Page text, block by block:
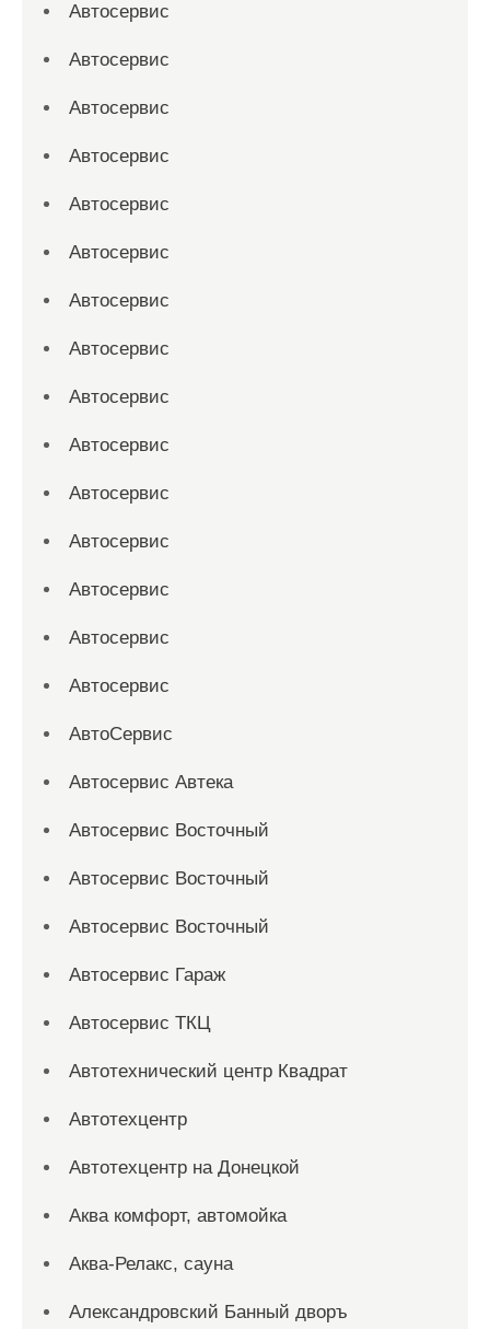
Автосервис
Автосервис
Автосервис
Автосервис
Автосервис
Автосервис
Автосервис
Автосервис
Автосервис
Автосервис
Автосервис
Автосервис
Автосервис
Автосервис
Автосервис
АвтоСервис
Автосервис Автека
Автосервис Восточный
Автосервис Восточный
Автосервис Восточный
Автосервис Гараж
Автосервис ТКЦ
Автотехнический центр Квадрат
Автотехцентр
Автотехцентр на Донецкой
Аква комфорт, автомойка
Аква-Релакс, сауна
Александровский Банный дворъ